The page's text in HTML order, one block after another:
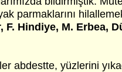
parmaklarını
F. Hindiye, M. Erbea,
abdestte, yüzlerini